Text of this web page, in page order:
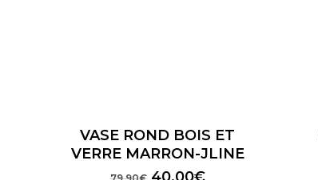
VASE ROND BOIS ET
VERRE MARRON-JLINE
Le
Le